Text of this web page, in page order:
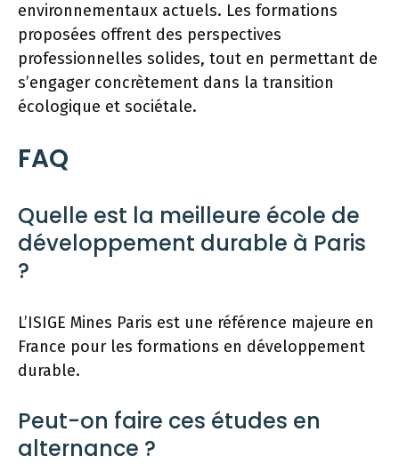
environnementaux actuels. Les formations
proposées offrent des perspectives
professionnelles solides, tout en permettant de
s’engager concrètement dans la transition
écologique et sociétale.
FAQ
Quelle est la meilleure école de
développement durable à Paris
?
L’ISIGE Mines Paris est une référence majeure en
France pour les formations en développement
durable.
Peut-on faire ces études en
alternance ?